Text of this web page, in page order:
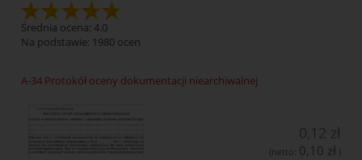
Średnia ocena: 4.0
Na podstawie: 1980 ocen
A-34 Protokół oceny dokumentacji niearchiwalnej
(netto: 0,10 zł )